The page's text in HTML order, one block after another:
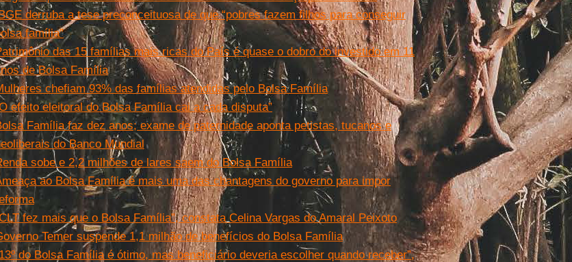
derruba a tese preconceituosa de que “pobres fazem filhos para conseguir
família”
das 15 famílias mais ricas do País é quase o dobro do investido em 11
de Bolsa Família
chefiam 93% das famílias atendidas pelo Bolsa Família
efeito eleitoral do Bolsa Família cai a cada disputa”
Família faz dez anos; exame de paternidade aponta petistas, tucanos e
do Banco Mundial
sobe e 2,2 milhões de lares saem do Bolsa Família
ao Bolsa Família é mais uma das chantagens do governo para impor
fez mais que o Bolsa Família”, constata Celina Vargas do Amaral Peixoto
Temer suspende 1,1 milhão de benefícios do Bolsa Família
do Bolsa Família é ótimo, mas beneficiário deveria escolher quando receber”,